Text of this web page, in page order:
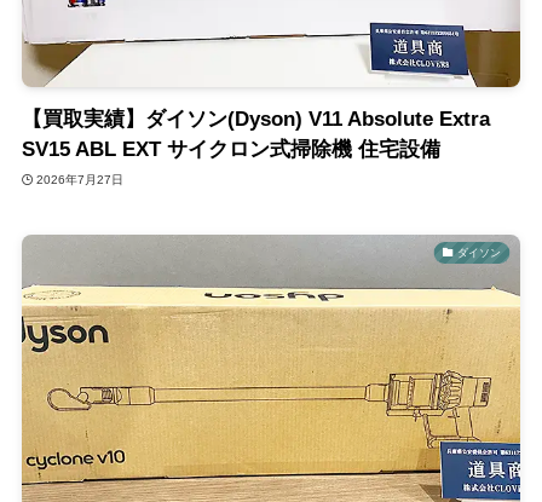
【買取実績】ダイソン(Dyson) V11 Absolute Extra
SV15 ABL EXT サイクロン式掃除機 住宅設備
2026年7月27日
ダイソン